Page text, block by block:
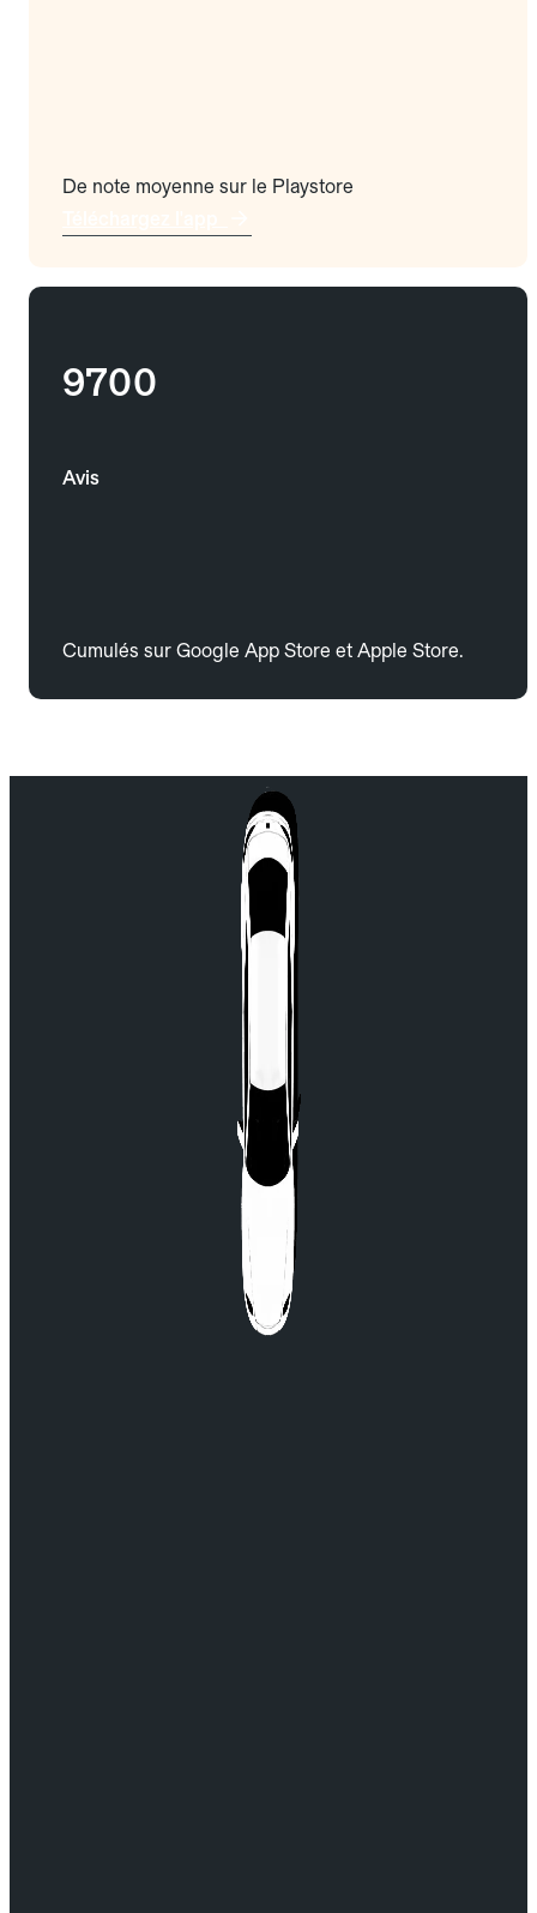
De note moyenne sur le Playstore
9700
Avis
Cumulés sur Google App Store et Apple Store.